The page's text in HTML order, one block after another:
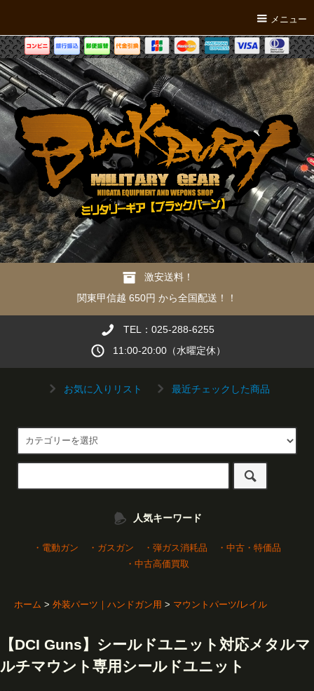
メニュー
激安送料！
関東甲信越 650円 から全国配送！！
TEL：025-288-6255
11:00-20:00（水曜定休）
お気に入りリスト 最近チェックした商品
人気キーワード
・電動ガン ・ガスガン ・弾ガス消耗品
・中古・特価品
・中古高価買取
ホーム > 外装パーツ｜ハンドガン用 > マウントパーツ/レイル
【DCI Guns】シールドユニット対応メタルマ
ルチマウント専用シールドユニット